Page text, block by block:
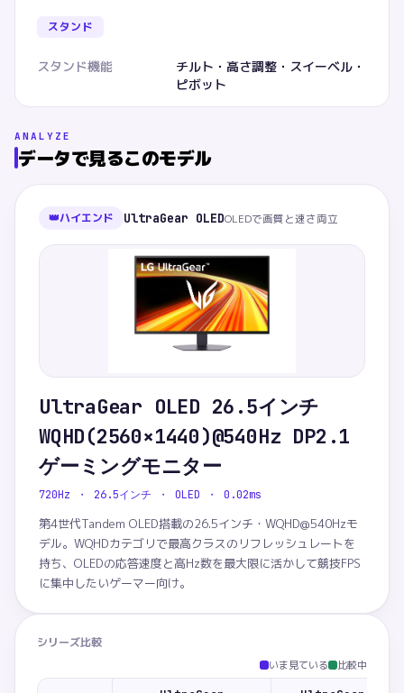
スタンド
スタンド機能
チルト・高さ調整・スイーベル・
ピボット
ANALYZE
データで見るこのモデル
👑ハイエンド UltraGear OLEDOLEDで画質と速さ両立
UltraGear OLED 26.5インチ
WQHD(2560×1440)@540Hz DP2.1
ゲーミングモニター
720Hz ・ 26.5インチ ・ OLED ・ 0.02ms
第4世代Tandem OLED搭載の26.5インチ・WQHD@540Hzモ
デル。WQHDカテゴリで最高クラスのリフレッシュレートを
持ち、OLEDの応答速度と高Hz数を最大限に活かして競技FPS
に集中したいゲーマー向け。
シリーズ比較
いま見ている 比較中